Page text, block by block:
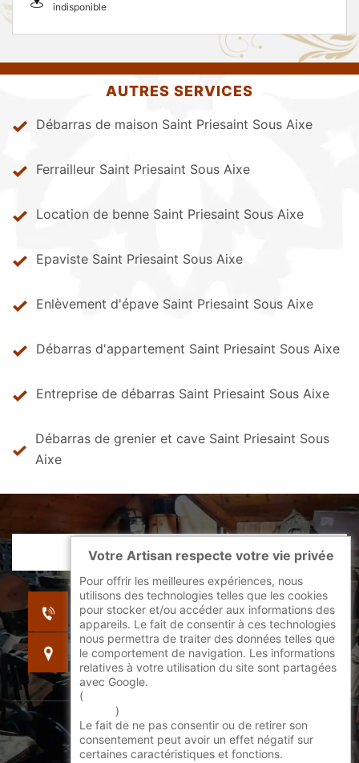
indisponible
AUTRES SERVICES
Débarras de maison Saint Priesaint Sous Aixe
Ferrailleur Saint Priesaint Sous Aixe
Location de benne Saint Priesaint Sous Aixe
Epaviste Saint Priesaint Sous Aixe
Enlèvement d'épave Saint Priesaint Sous Aixe
Débarras d'appartement Saint Priesaint Sous Aixe
Entreprise de débarras Saint Priesaint Sous Aixe
Débarras de grenier et cave Saint Priesaint Sous
Aixe
indisponible
indisponible
indisponible
©2022 - 2026 Tout droit réservé -
Votre Artisan respecte votre vie privée
Pour offrir les meilleures expériences, nous
utilisons des technologies telles que les cookies
pour stocker et/ou accéder aux informations des
appareils. Le fait de consentir à ces technologies
nous permettra de traiter des données telles que
le comportement de navigation. Les informations
relatives à votre utilisation du site sont partagées
avec Google.
(
)
Le fait de ne pas consentir ou de retirer son
consentement peut avoir un effet négatif sur
certaines caractéristiques et fonctions.